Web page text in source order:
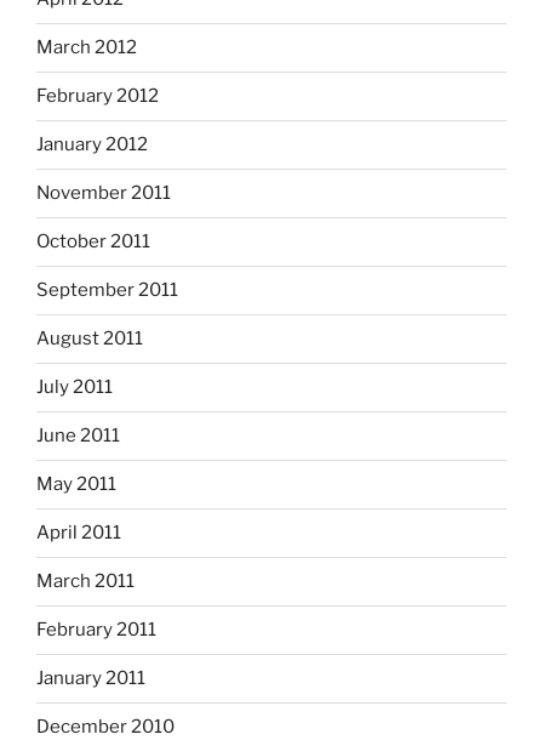
March 2012
February 2012
January 2012
November 2011
October 2011
September 2011
August 2011
July 2011
June 2011
May 2011
April 2011
March 2011
February 2011
January 2011
December 2010